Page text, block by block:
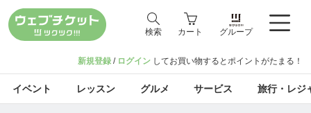
検索 カート グループ
新規登録 / ログイン してお買い物するとポイントがたまる！
イベント レッスン グルメ サービス 旅行・レジ